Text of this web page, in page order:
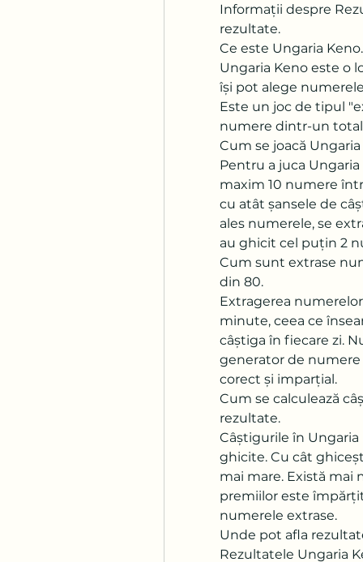
Informații despre
rezultate.
Ce este Ungaria
Ungaria Keno este o
își pot alege
Este un joc de tipul
numere dintr-un
Cum se joacă
Pentru a juca
maxim 10 numere
cu atât șansele de
ales numerele, se
au ghicit cel puțin 2
Cum sunt extrase
din 80.
Extragerea
minute, ceea ce
câștiga în fiecare zi.
generator de
corect și imparțial.
Cum se calculează
rezultate.
Câștigurile în
ghicite. Cu cât
mai mare. Există mai
premiilor este
numerele extrase.
Unde pot afla
Rezultatele Ungaria